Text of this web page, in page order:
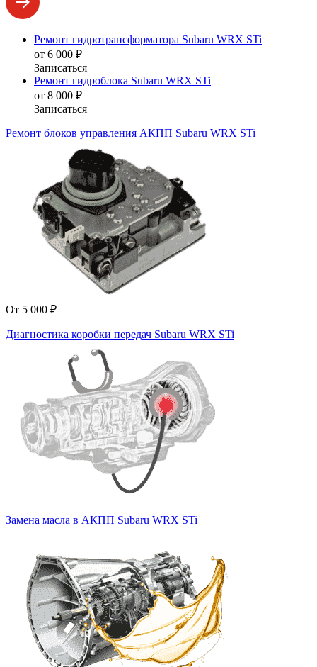
Ремонт гидротрансформатора Subaru WRX STi
от 6 000 ₽
Записаться
Ремонт гидроблока Subaru WRX STi
от 8 000 ₽
Записаться
Ремонт блоков управления АКПП Subaru WRX STi
От 5 000 ₽
Диагностика коробки передач Subaru WRX STi
Замена масла в АКПП Subaru WRX STi